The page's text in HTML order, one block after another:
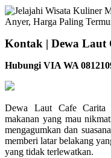
Kontak | Dewa Laut
Hubungi VIA WA
Dewa Laut Cafe Carita
makanan yang mau
mengagumkan dan
memberi latar belakang
yang tidak terlewatkan.